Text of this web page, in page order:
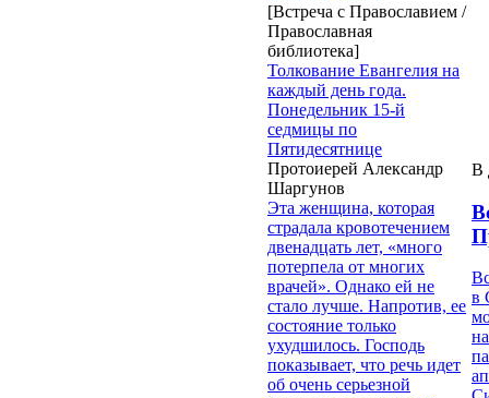
[Встреча с Православием /
Православная
библиотека]
Толкование Евангелия на
каждый день года.
Понедельник 15-й
седмицы по
Пятидесятнице
Протоиерей Александр
Шаргунов
Эта женщина, которая
страдала кровотечением
двенадцать лет, «много
потерпела от многих
врачей». Однако ей не
стало лучше. Напротив, ее
состояние только
ухудшилось. Господь
показывает, что речь идет
об очень серьезной
В
в